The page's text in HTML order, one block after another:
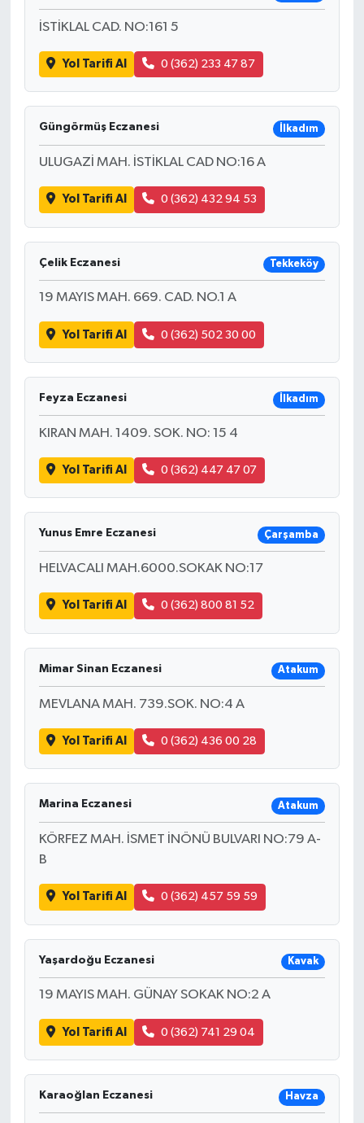
İSTİKLAL CAD. NO:161 5
Yol Tarifi Al 0 (362) 233 47 87
Güngörmüş Eczanesi İlkadım
ULUGAZİ MAH. İSTİKLAL CAD NO:16 A
Yol Tarifi Al 0 (362) 432 94 53
Çelik Eczanesi Tekkeköy
19 MAYIS MAH. 669. CAD. NO.1 A
Yol Tarifi Al 0 (362) 502 30 00
Feyza Eczanesi İlkadım
KIRAN MAH. 1409. SOK. NO: 15 4
Yol Tarifi Al 0 (362) 447 47 07
Yunus Emre Eczanesi Çarşamba
HELVACALI MAH.6000.SOKAK NO:17
Yol Tarifi Al 0 (362) 800 81 52
Mimar Sinan Eczanesi Atakum
MEVLANA MAH. 739.SOK. NO:4 A
Yol Tarifi Al 0 (362) 436 00 28
Marina Eczanesi Atakum
KÖRFEZ MAH. İSMET İNÖNÜ BULVARI NO:79 A-
B
Yol Tarifi Al 0 (362) 457 59 59
Yaşardoğu Eczanesi Kavak
19 MAYIS MAH. GÜNAY SOKAK NO:2 A
Yol Tarifi Al 0 (362) 741 29 04
Karaoğlan Eczanesi Havza